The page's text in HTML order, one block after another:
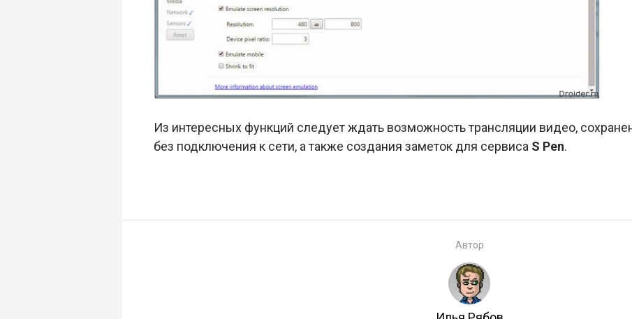
Из интересных функций следует ждать возможность трансляции видео,
без подключения к сети, а также создания заметок для сервиса S Pen.
Автор